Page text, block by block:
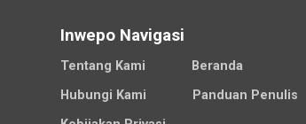
Inwepo Navigasi
Tentang Kami
Beranda
Hubungi Kami
Panduan Penulis